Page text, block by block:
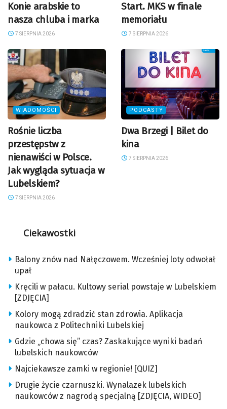
Konie arabskie to
nasza chluba i marka
7 SIERPNIA 2026
Start. MKS w finale
memoriału
7 SIERPNIA 2026
WIADOMOŚCI
Rośnie liczba
przestępstw z
nienawiści w Polsce.
Jak wygląda sytuacja w
Lubelskiem?
7 SIERPNIA 2026
PODCASTY
Dwa Brzegi | Bilet do
kina
7 SIERPNIA 2026
Ciekawostki
Balony znów nad Nałęczowem. Wcześniej loty odwołał
upał
Kręcili w pałacu. Kultowy serial powstaje w Lubelskiem
[ZDJĘCIA]
Kolory mogą zdradzić stan zdrowia. Aplikacja
naukowca z Politechniki Lubelskiej
Gdzie „chowa się” czas? Zaskakujące wyniki badań
lubelskich naukowców
Najciekawsze zamki w regionie! [QUIZ]
Drugie życie czarnuszki. Wynalazek lubelskich
naukowców z nagrodą specjalną [ZDJĘCIA, WIDEO]